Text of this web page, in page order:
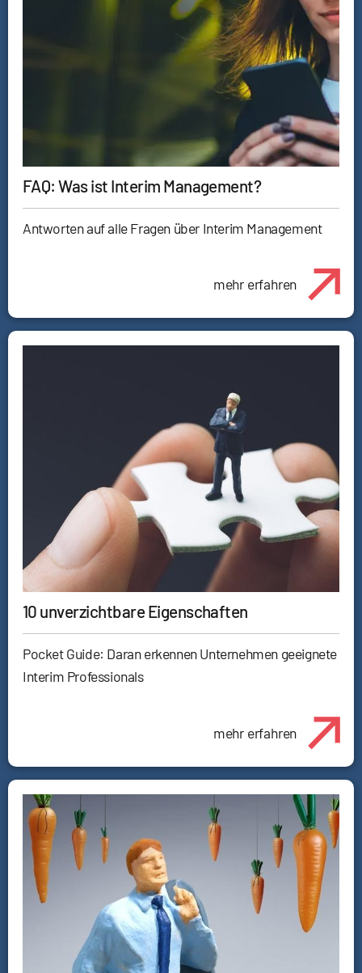
FAQ: Was ist Interim Management?
Antworten auf alle Fragen über Interim Management
mehr erfahren
10 unverzichtbare Eigenschaften
Pocket Guide: Daran erkennen Unternehmen geeignete
Interim Professionals
mehr erfahren